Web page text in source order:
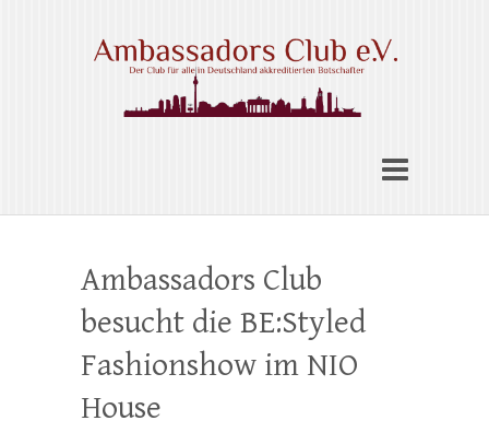
Ambassadors Club e.V.
Ambassadors Club
besucht die BE:Styled
Fashionshow im NIO
House